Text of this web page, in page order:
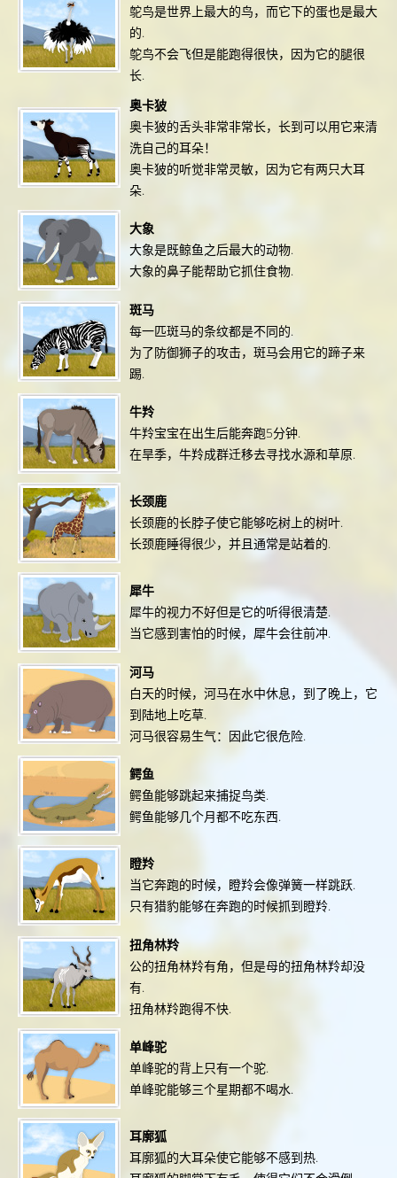
鸵鸟是世界上最大的鸟，而它下的蛋也是最大
的.
鸵鸟不会飞但是能跑得很快，因为它的腿很
长.
奥卡狓
奥卡狓的舌头非常非常长，长到可以用它来清
洗自己的耳朵！
奥卡狓的听觉非常灵敏，因为它有两只大耳
朵.
大象
大象是既鲸鱼之后最大的动物.
大象的鼻子能帮助它抓住食物.
斑马
每一匹斑马的条纹都是不同的.
为了防御狮子的攻击，斑马会用它的蹄子来
踢.
牛羚
牛羚宝宝在出生后能奔跑5分钟.
在旱季，牛羚成群迁移去寻找水源和草原.
长颈鹿
长颈鹿的长脖子使它能够吃树上的树叶.
长颈鹿睡得很少，并且通常是站着的.
犀牛
犀牛的视力不好但是它的听得很清楚.
当它感到害怕的时候，犀牛会往前冲.
河马
白天的时候，河马在水中休息，到了晚上，它
到陆地上吃草.
河马很容易生气：因此它很危险.
鳄鱼
鳄鱼能够跳起来捕捉鸟类.
鳄鱼能够几个月都不吃东西.
瞪羚
当它奔跑的时候，瞪羚会像弹簧一样跳跃.
只有猎豹能够在奔跑的时候抓到瞪羚.
扭角林羚
公的扭角林羚有角，但是母的扭角林羚却没
有.
扭角林羚跑得不快.
单峰驼
单峰驼的背上只有一个驼.
单峰驼能够三个星期都不喝水.
耳廓狐
耳廓狐的大耳朵使它能够不感到热.